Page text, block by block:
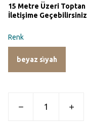
15 Metre Üzeri Toptan
İletişime
Renk
beyaz si̇yah